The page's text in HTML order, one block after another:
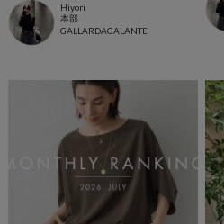
Hiyori
本部
GALLARDAGALANTE